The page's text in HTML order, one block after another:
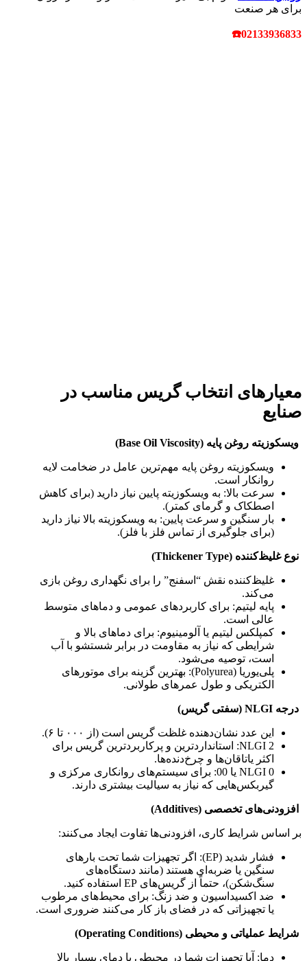
برای هر صنعت
02133936833☎️
معیارهای انتخاب گریس مناسب در
صنایع
ویسکوزیته روغن پایه (Base Oil Viscosity)
ویسکوزیته روغن پایه مهم‌ترین عامل در ضخامت لایه
روانکار است.
سرعت بالا: به ویسکوزیته پایین نیاز دارید (برای کاهش
اصطکاک و گرمای کمتر).
بار سنگین و سرعت پایین: به ویسکوزیته بالا نیاز دارید
(برای جلوگیری از تماس فلز با فلز).
نوع غلیظ‌کننده (Thickener Type)
غلیظ‌کننده نقش “اسفنج” را برای نگهداری روغن بازی
می‌کند.
پایه لیتیم: برای کاربردهای عمومی و دماهای متوسط
عالی است.
کمپلکس لیتیم یا آلومینیوم: برای دماهای بالا و
شرایطی که نیاز به مقاومت در برابر شستشو با آب
است، توصیه می‌شود.
پلی‌یوریا (Polyurea): بهترین گزینه برای موتورهای
الکتریکی و طول عمرهای طولانی.
درجه NLGI (سفتی گریس)
این عدد نشان‌دهنده غلظت گریس است (از ۰۰۰ تا ۶).
NLGI 2: استانداردترین و پرکاربردترین گریس برای
اکثر یاتاقان‌ها و چرخ‌دنده‌ها.
NLGI 0 یا 00: برای سیستم‌های روانکاری مرکزی و
گیربکس‌هایی که نیاز به سیالیت بیشتری دارند.
افزودنی‌های تخصصی (Additives)
بر اساس شرایط کاری، افزودنی‌ها تفاوت ایجاد می‌کنند:
فشار شدید (EP): اگر تجهیزات شما تحت بارهای
سنگین یا ضربه‌ای هستند (مانند دستگاه‌های
سنگ‌شکن)، حتماً از گریس‌های EP استفاده کنید.
ضد اکسیداسیون و ضد زنگ: برای محیط‌های مرطوب
یا تجهیزاتی که در فضای باز کار می‌کنند ضروری است.
شرایط عملیاتی و محیطی (Operating Conditions)
دما: آیا تجهیزات شما در محیطی با دمای بسیار بالا